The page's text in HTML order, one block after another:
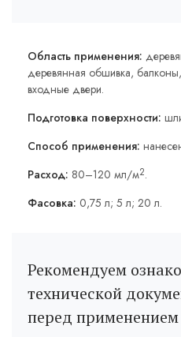
Область применения:
деревянная обшивка,
входные двери.
Подготовка поверхности:
Способ применения:
Расход: 80–120 мл/м2.
Фасовка: 0,75 л; 5 л; 20 л.
Рекомендуем
технической
перед применением